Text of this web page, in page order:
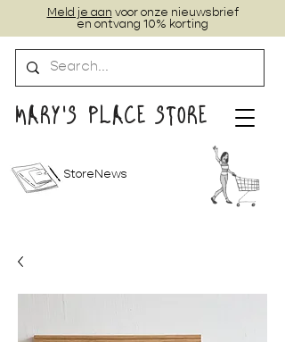
MARY'S PLACE STORE
StoreNews
Meld je aan voor onze nieuwsbrief
en ontvang 10% korting